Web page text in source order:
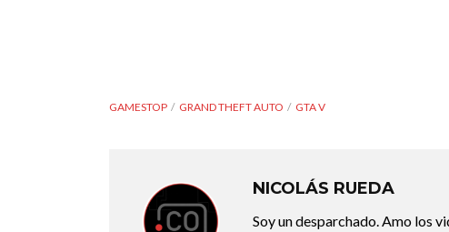
GAMESTOP GRAND THEFT AUTO GTA V
NICOLÁS RUEDA
Soy un desparchado. Amo los